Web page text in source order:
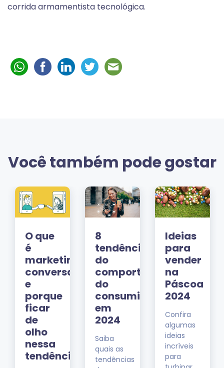
corrida armamentista tecnológica.
Você também pode gostar
O que
é
marketing
conversacional
e
porque
ficar
de
olho
nessa
tendência
8
tendências
do
comportamento
do
consumidor
em
2024
Saiba
quais as
tendências
Ideias
para
vender
na
Páscoa
2024
Confira
algumas
ideias
incríveis
para